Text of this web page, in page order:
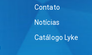
Contato
Notícias
Catálogo Lyke